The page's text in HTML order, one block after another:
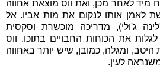
מיד לאחר מכן, ואת ווס מוצאת אחווה
לאמן אותו לנקום את מות אביו. אל
ג'ולי), מדריכה מוכשרת וסקסית
את הכוחות החבויים בתוכו. ווס
ומגלה, כמובן, שיש יותר באחווה
לעין.